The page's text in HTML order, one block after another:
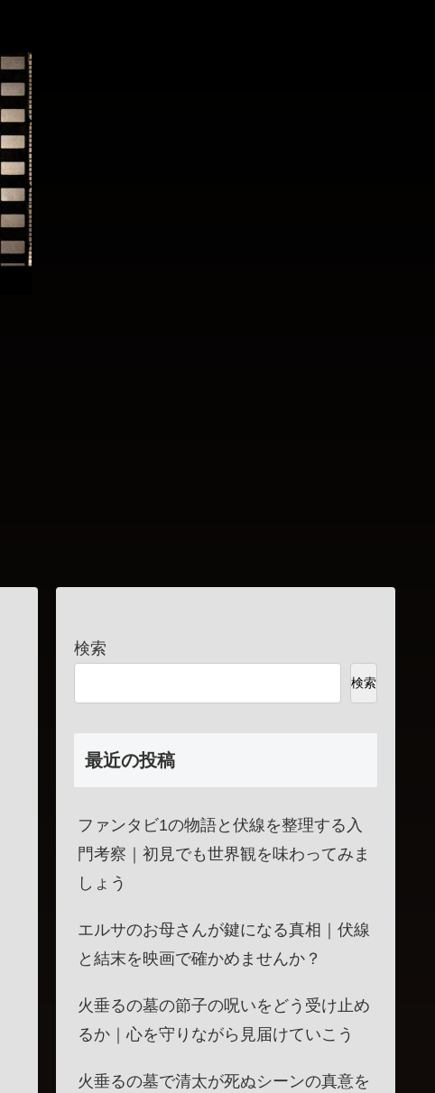
検索
検索
最近の投稿
ファンタビ1の物語と伏線を整理する入
門考察｜初見でも世界観を味わってみま
しょう
エルサのお母さんが鍵になる真相｜伏線
と結末を映画で確かめませんか？
火垂るの墓の節子の呪いをどう受け止め
るか｜心を守りながら見届けていこう
火垂るの墓で清太が死ぬシーンの真意を